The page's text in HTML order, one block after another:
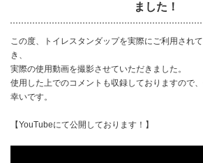
ました！
この度、トイレスタンダップを実際にご利用され
き、
実際の使用動画を撮影させていただきました。
使用した上でのコメントも収録しておりますので
幸いです。
【YouTubeにて公開しております！】